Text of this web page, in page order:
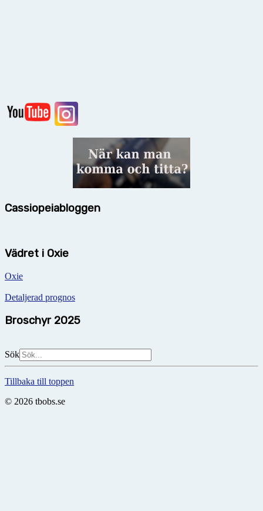
Cassiopeiabloggen
Vädret i Oxie
Oxie
Detaljerad prognos
Broschyr 2025
Sök
Tillbaka till toppen
© 2026 tbobs.se